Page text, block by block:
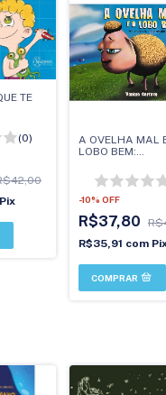
TE
(0)
Pix
A OVELHA MAL
LOBO BEM:
DEPRESSAO
-10% OFF
R$37,80
R$35,91 com